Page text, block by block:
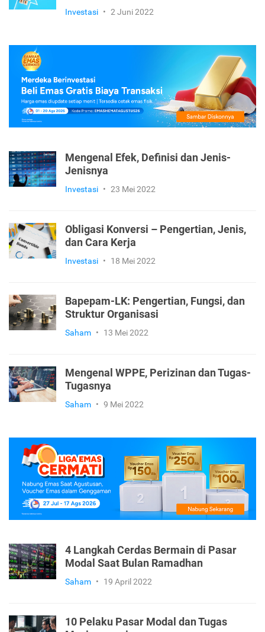
Investasi • 2 Juni 2022
Mengenal Efek, Definisi dan Jenis-
Jenisnya
Investasi • 23 Mei 2022
Obligasi Konversi – Pengertian, Jenis,
dan Cara Kerja
Investasi • 18 Mei 2022
Bapepam-LK: Pengertian, Fungsi, dan
Struktur Organisasi
Saham • 13 Mei 2022
Mengenal WPPE, Perizinan dan Tugas-
Tugasnya
Saham • 9 Mei 2022
4 Langkah Cerdas Bermain di Pasar
Modal Saat Bulan Ramadhan
Saham • 19 April 2022
10 Pelaku Pasar Modal dan Tugas